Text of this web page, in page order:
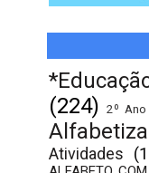
(224) 2º Ano
Atividades